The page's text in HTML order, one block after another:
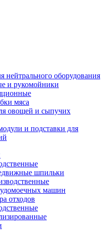
нейтрального оборудования
и рукомойники
мяса
овощей и сыпучих
и подставки для
шпильки
машин
отходов